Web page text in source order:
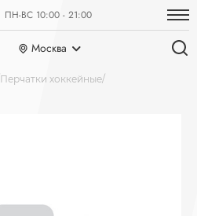
ПН-ВС 10:00 - 21:00
Москва
Перчатки хоккейные